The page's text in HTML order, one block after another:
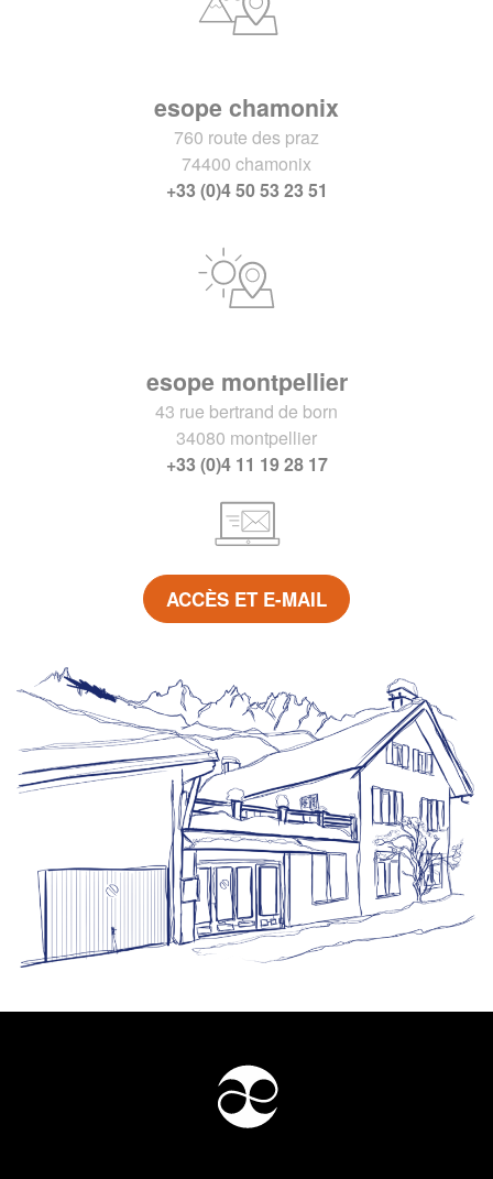
esope chamonix
760 route des praz
74400 chamonix
+33 (0)4 50 53 23 51
esope montpellier
43 rue bertrand de born
34080 montpellier
+33 (0)4 11 19 28 17
ACCÈS ET E-MAIL